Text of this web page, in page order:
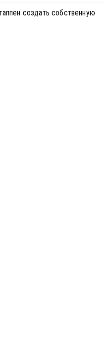
создать собственную